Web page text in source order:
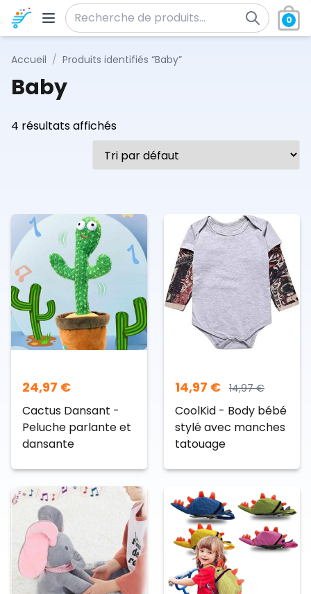
Aller au contenu
Recherche pour :
0
Accueil / Produits identifiés “Baby”
Baby
4 résultats affichés
24,97 €
Cactus Dansant -
Peluche parlante et
dansante
14,97 € 14,97€
CoolKid - Body bébé
stylé avec manches
tatouage